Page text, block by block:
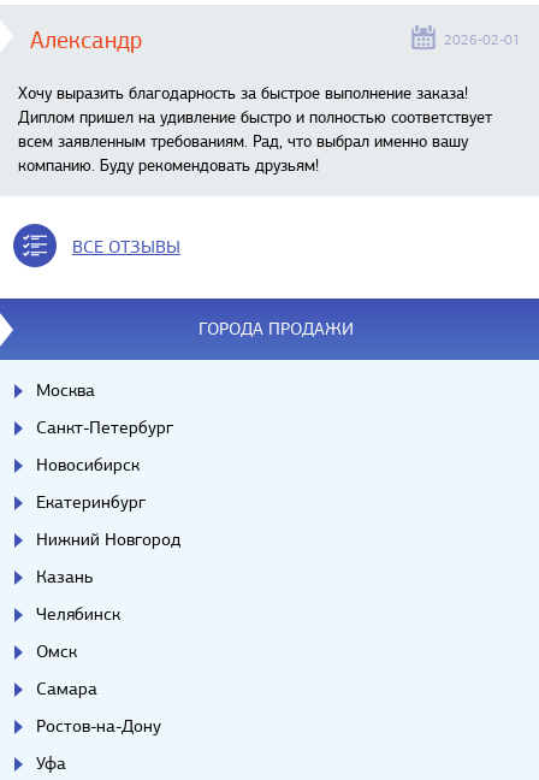
Александр 2026-02-01
Хочу выразить благодарность за быстрое выполнение заказа!
Диплом пришел на удивление быстро и полностью соответствует
всем заявленным требованиям. Рад, что выбрал именно вашу
компанию. Буду рекомендовать друзьям!
ВСЕ ОТЗЫВЫ
ГОРОДА ПРОДАЖИ
Москва
Санкт-Петербург
Новосибирск
Екатеринбург
Нижний Новгород
Казань
Челябинск
Омск
Самара
Ростов-на-Дону
Уфа